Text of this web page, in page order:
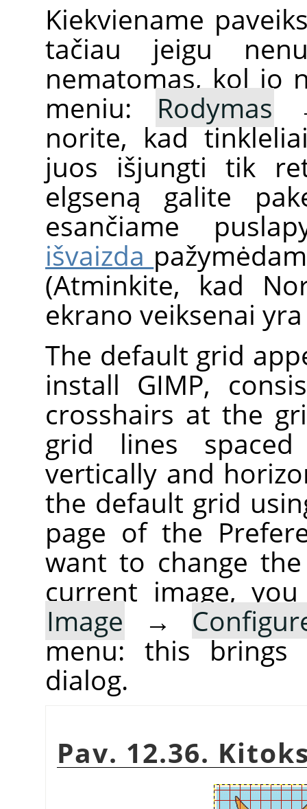
Kiekviename
tačiau jeigu
nematomas, kol jo
meniu: Rodymas
norite, kad
juos išjungti tik
elgseną galite
esančiame
išvaizda
(Atminkite, kad
ekrano veiksenai
The default grid
install GIMP,
crosshairs at the
grid lines
vertically and
the default grid
page of the
want to change
current image,
Image →
menu: this
dialog.
Pav. 12.36.